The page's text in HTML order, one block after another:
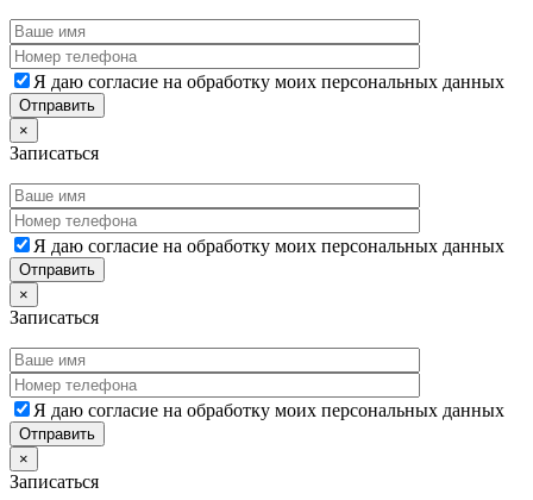
Я даю согласие на обработку моих персональных данных
×
Записаться
Я даю согласие на обработку моих персональных данных
×
Записаться
Я даю согласие на обработку моих персональных данных
×
Записаться